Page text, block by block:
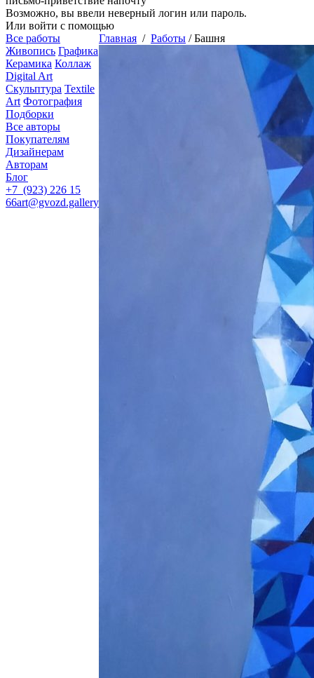
Возможно, вы ввели неверный логин или пароль.
Или войти с помощью
Все работы
Живопись Графика
Керамика Коллаж
Digital Art
Скульптура Textile
Art Фотография
Подборки
Все авторы
Покупателям
Дизайнерам
Авторам
Блог
+7 (923) 226 15
66art@gvozd.gallery
Главная / Работы / Башня